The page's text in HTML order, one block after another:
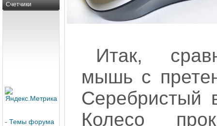
Счетчики
- Темы форума
Итак,
мышь с
Серебристый
Колесо